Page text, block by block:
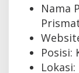
Nama
Posisi: